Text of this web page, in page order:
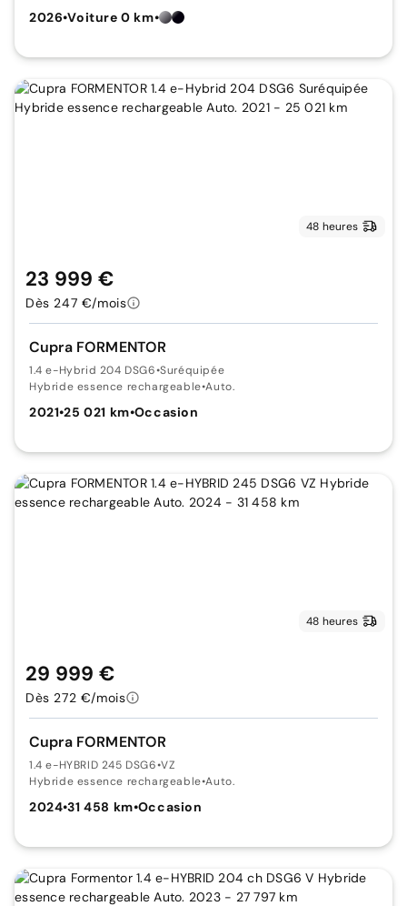
2026•Voiture 0 km•
48 heures
Cupra FORMENTOR
1.4 e-Hybrid 204 DSG6•Suréquipée
Hybride essence rechargeable•Auto.
2021•25 021 km•Occasion
23 999 €
Dès 247 €/mois
48 heures
Cupra FORMENTOR
1.4 e-HYBRID 245 DSG6•VZ
Hybride essence rechargeable•Auto.
2024•31 458 km•Occasion
29 999 €
Dès 272 €/mois